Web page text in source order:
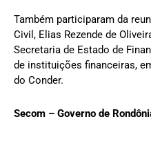
Também participaram da
Civil, Elias Rezende de
Secretaria de Estado de
de instituições financeiras,
do Conder.
Secom – Governo de